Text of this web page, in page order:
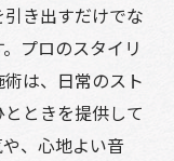
き出すだけでな
プロのスタイリ
は、日常のスト
ときを提供して
、心地よい音